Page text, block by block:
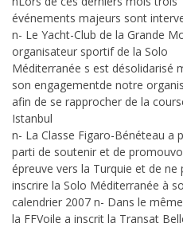
événements majeurs sont
n- Le Yacht-Club de la Grande
organisateur sportif de la Solo
Méditerranée s est désolidarisé
son engagementde notre
afin de se rapprocher de la
Istanbul
n- La Classe Figaro-Bénéteau a
parti de soutenir et de
épreuve vers la Turquie et de ne
inscrire la Solo Méditerranée à
calendrier 2007 n- Dans le
la FFVoile a inscrit la Transat